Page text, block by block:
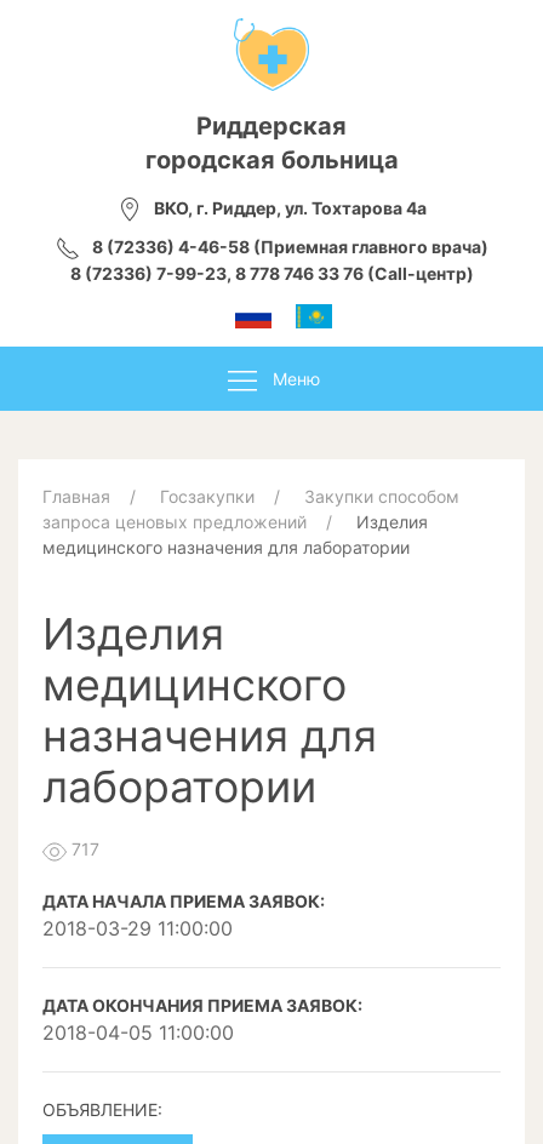
Риддерская
городская больница
ВКО, г. Риддер, ул. Тохтарова 4а
8 (72336) 4-46-58 (Приемная главного врача)
8 (72336) 7-99-23, 8 778 746 33 76 (Call-центр)
Меню
Главная Госзакупки
Закупки способом
запроса ценовых предложений
Изделия
медицинского назначения для лаборатории
Изделия
медицинского
назначения для
лаборатории
717
ДАТА НАЧАЛА ПРИЕМА ЗАЯВОК:
2018-03-29 11:00:00
ДАТА ОКОНЧАНИЯ ПРИЕМА ЗАЯВОК:
2018-04-05 11:00:00
ОБЪЯВЛЕНИЕ: